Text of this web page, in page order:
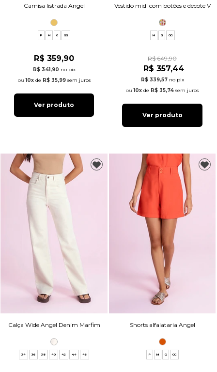
Camisa listrada Angel
P M G GG
R$ 359,90
R$ 341,90 no pix
10xde R$ 35,99sem juros
Ver produto
Vestido midi com botões e decote V
M G GG
R$ 649,90
R$ 357,44
R$ 339,57 no pix
10x de R$ 35,74 sem juros
Ver produto
Calça Wide Angel Denim Marfim
34 36 38 40 42 44 46
Shorts alfaiataria Angel
P M G GG